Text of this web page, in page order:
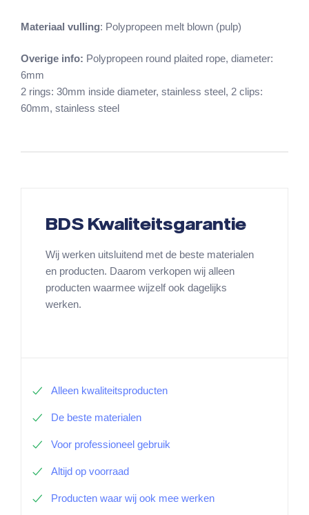
Materiaal vulling: Polypropeen melt blown (pulp)
Overige info: Polypropeen round plaited rope, diameter:
6mm
2 rings: 30mm inside diameter, stainless steel, 2 clips:
60mm, stainless steel
BDS Kwaliteitsgarantie
Wij werken uitsluitend met de beste materialen
en producten. Daarom verkopen wij alleen
producten waarmee wijzelf ook dagelijks
werken.
Alleen kwaliteitsproducten
De beste materialen
Voor professioneel gebruik
Altijd op voorraad
Producten waar wij ook mee werken